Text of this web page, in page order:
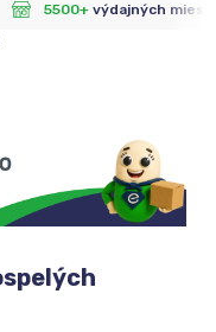
5500+výdajných miest